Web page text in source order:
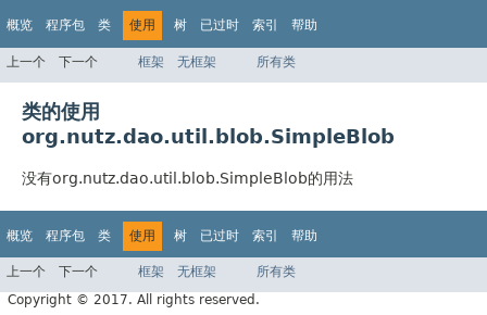
概览 程序包 类 使用 树 已过时 索引 帮助
上一个 下一个 框架 无框架 所有类
类的使用
org.nutz.dao.util.blob.SimpleBlob
没有org.nutz.dao.util.blob.SimpleBlob的用法
概览 程序包 类 使用 树 已过时 索引 帮助
上一个 下一个 框架 无框架
所有类
Copyright © 2017. All rights reserved.